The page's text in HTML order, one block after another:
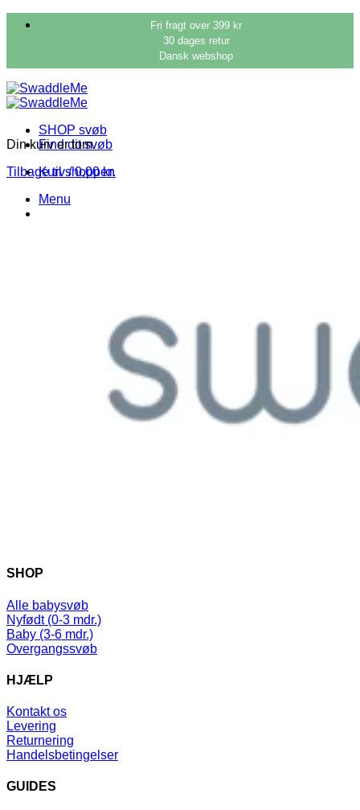
Fri fragt over 399 kr
30 dages retur
Dansk webshop
SHOP svøb
Find dit svøb
Kurv /0,00kr.
Menu
Din kurv er tom.
Tilbage til shoppen
SHOP
Alle babysvøb
Nyfødt (0-3 mdr.)
Baby (3-6 mdr.)
Overgangssvøb
HJÆLP
Kontakt os
Levering
Returnering
Handelsbetingelser
GUIDES